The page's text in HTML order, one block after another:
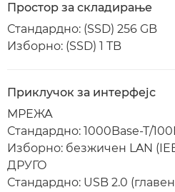
Простор за складирање
Стандардно: (SSD) 256 GB
Изборно: (SSD) 1 TB
Приклучок за интерфејс
МРЕЖА
Стандардно: 1000Base-T/
Изборно: безжичен LAN
ДРУГО
Стандардно: USB 2.0